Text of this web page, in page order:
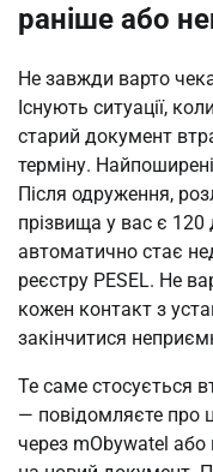
раніше або
Не завжди варто
Існують ситуації,
старий документ
терміну.
Після одруження,
прізвища у вас є 120
автоматично стає
реєстру PESEL. Не
кожен контакт з
закінчитися
Те саме стосується
— повідомляєте про
через mObywatel або